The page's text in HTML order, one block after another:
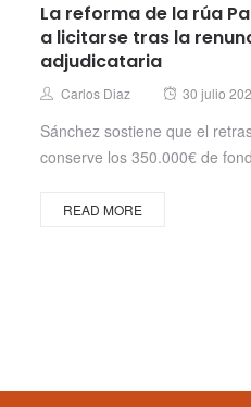
La reforma de la rúa
a licitarse tras la
adjudicataria
Author
Carlos Diaz
Posted
30 julio
Sánchez sostiene que el
conserve los 350.000€ de
READ MORE